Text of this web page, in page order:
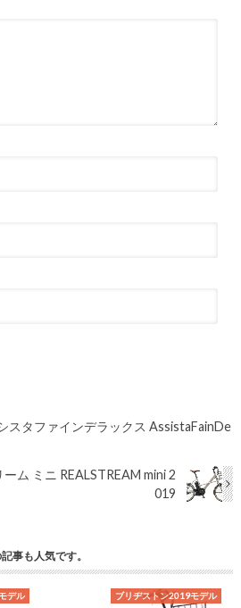
スタファインデラックス AssistaFainDe
ム ミニ REALSTREAM mini 2
019
事も人気です。
デル ブリヂストン2019モデル